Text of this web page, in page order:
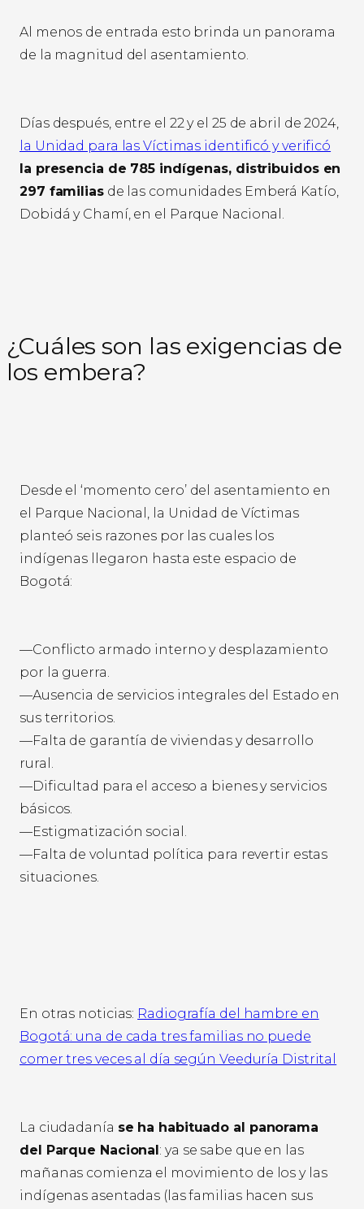
Al menos de entrada esto brinda un panorama
de la magnitud del asentamiento.
Días después, entre el 22 y el 25 de abril de 2024,
la Unidad para las Víctimas identificó y verificó
la presencia de 785 indígenas, distribuidos en
297 familiasde las comunidades Emberá Katío,
Dobidá y Chamí, en el Parque Nacional.
¿Cuáles son las exigencias de
los embera?
Desde el ‘momento cero’ del asentamiento en
el Parque Nacional, la Unidad de Víctimas
planteó seis razones por las cuales los
indígenas llegaron hasta este espacio de
Bogotá:
—Conflicto armado interno y desplazamiento
por la guerra.
—Ausencia de servicios integrales del Estado en
sus territorios.
—Falta de garantía de viviendas y desarrollo
rural.
—Dificultad para el acceso a bienes y servicios
básicos.
—Estigmatización social.
—Falta de voluntad política para revertir estas
situaciones.
En otras noticias: Radiografía del hambre en
Bogotá: una de cada tres familias no puede
comer tres veces al día según Veeduría Distrital
La ciudadanía se ha habituado al panorama
del Parque Nacional: ya se sabe que en las
mañanas comienza el movimiento de los y las
indígenas asentadas (las familias hacen sus